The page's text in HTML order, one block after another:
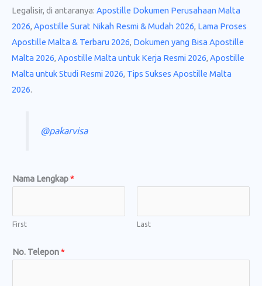
Legalisir, di antaranya: Apostille Dokumen Perusahaan Malta
2026, Apostille Surat Nikah Resmi & Mudah 2026, Lama Proses
Apostille Malta & Terbaru 2026, Dokumen yang Bisa Apostille
Malta 2026, Apostille Malta untuk Kerja Resmi 2026, Apostille
Malta untuk Studi Resmi 2026, Tips Sukses Apostille Malta
2026.
@pakarvisa
a
g
a
Nama Lengkap*
First Last
No. Telepon*